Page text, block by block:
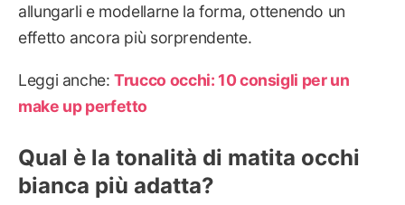
allungarli e modellarne la forma, ottenendo un
effetto ancora più sorprendente.
Leggi anche:Trucco occhi: 10 consigli per un
make up perfetto
Qual è la tonalità di matita occhi
bianca più adatta?